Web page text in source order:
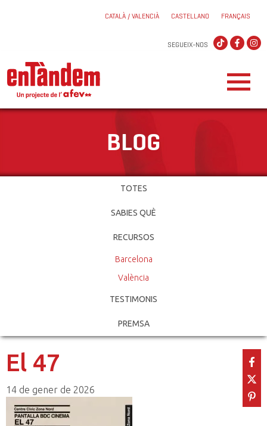
CATALÀ / VALENCIÀ CASTELLANO FRANÇAIS
SEGUEIX-NOS
BLOG
TOTES
SABIES QUÈ
RECURSOS
Barcelona
València
TESTIMONIS
PREMSA
El 47
14 de gener de 2026